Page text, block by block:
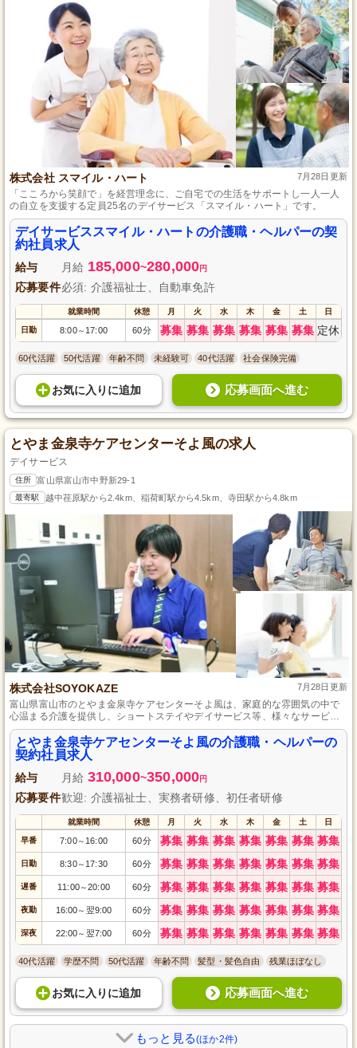
株式会社 スマイル・ハート 7月28日更新
「こころから笑顔で」を経営理念に、ご自宅での生活をサポートし一人一人
の自立を支援する定員25名のデイサービス「スマイル・ハート」です。
デイサービススマイル・ハートの介護職・ヘルパーの契
約社員求人
給与 月給 185,000~280,000円
応募要件必須: 介護福祉士、自動車免許
就業時間 休憩 月 火 水 木 金 土 日
日勤 8:00～ 17:00 60分 募集 募集 募集 募集 募集 募集 定休
60代活躍 50代活躍 年齢不問 未経験可 40代活躍 社会保険完備
お気に入り に追加 応募画面へ進む
とやま金泉寺ケアセンターそよ風の求人
デイサービス
住所 富山県富山市中野新29-1
最寄駅 越中荏原駅から2.4km、稲荷町駅から4.5km、寺田駅から4.8km
株式会社SOYOKAZE 7月28日更新
富山県富山市のとやま金泉寺ケアセンターそよ風は、家庭的な雰囲気の中で
心温まる介護を提供し、ショートステイやデイサービス等、様々なサービス
を展開しており、お客様一人ひとりに合うケアを実現しています。
とやま金泉寺ケアセンターそよ風の介護職・ヘルパーの
契約社員求人
給与 月給 310,000~350,000円
応募要件歓迎: 介護福祉士、実務者研修、初任者研修
就業時間 休憩 月 火 水 木 金 土 日
早番 7:00～ 16:00 60分 募集 募集 募集 募集 募集 募集 募集
日勤 8:30～ 17:30 60分 募集 募集 募集 募集 募集 募集 募集
遅番 11:00～20:00 60分 募集 募集 募集 募集 募集 募集 募集
夜勤 16:00～ 翌9:00 60分 募集 募集 募集 募集 募集 募集 募集
深夜 22:00～ 翌7:00 60分 募集 募集 募集 募集 募集 募集 募集
40代活躍 学歴不問 50代活躍 年齢不問 髪型・髪色自由 残業ほぼなし
お気に入り に追加 応募画面へ進む
もっと見る(ほか2件)